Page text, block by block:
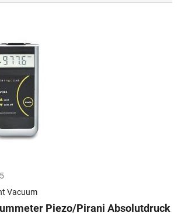
Vacuum
Piezo/Pirani Absolutdruck